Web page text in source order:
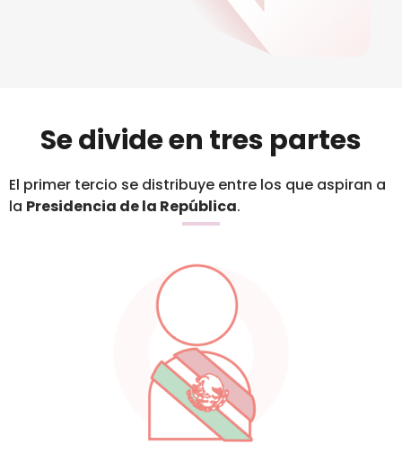
Se divide en tres partes
El primer tercio se distribuye entre los que aspiran a
la Presidencia de la República.